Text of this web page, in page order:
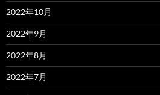
2022年10月
2022年9月
2022年8月
2022年7月